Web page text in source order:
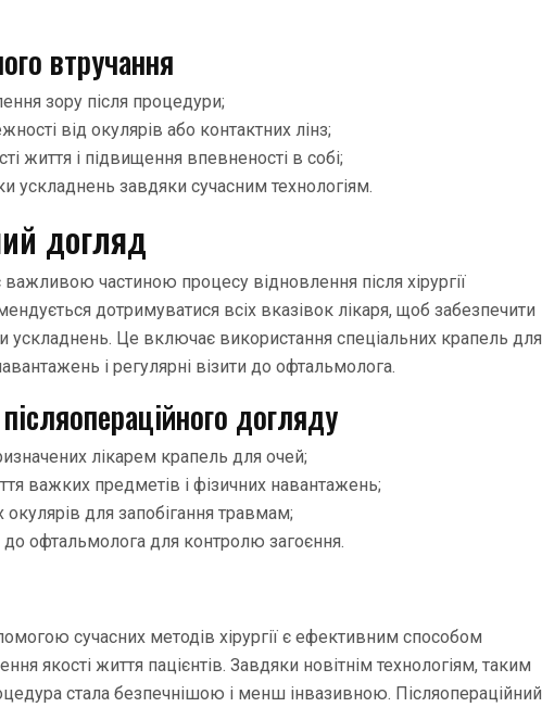
втручання
зору після процедури;
від окулярів або контактних лінз;
життя і підвищення впевненості в собі;
ускладнень завдяки сучасним технологіям.
догляд
частиною процесу відновлення після хірургії
дотримуватися всіх вказівок лікаря, щоб забезпечити
ускладнень. Це включає використання спеціальних крапель для
і регулярні візити до офтальмолога.
догляду
лікарем крапель для очей;
важких предметів і фізичних навантажень;
окулярів для запобігання травмам;
до офтальмолога для контролю загоєння.
сучасних методів хірургії є ефективним способом
якості життя пацієнтів. Завдяки новітнім технологіям, таким
стала безпечнішою і менш інвазивною. Післяопераційний